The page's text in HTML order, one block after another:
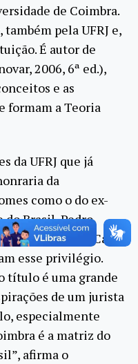
de Coimbra.
pela UFRJ e,
É autor de
2006, 6ª ed.),
e as
formam a Teoria
da UFRJ que já
da
como o do ex-
Brasil, Pedro
Direito Civil, Caio
esse privilégio.
título é uma grande
de um jurista
especialmente
é a matriz do
afirma o